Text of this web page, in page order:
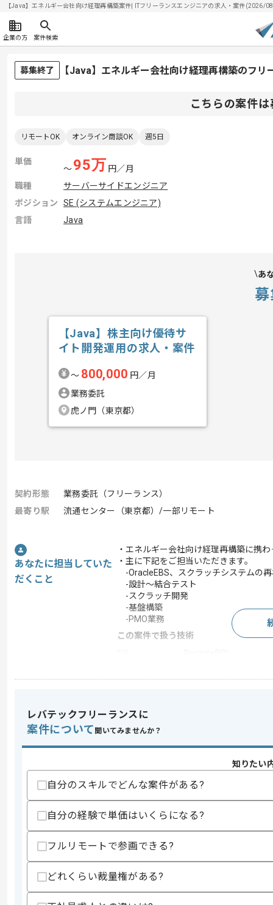
【Java】エネルギー会社向け経理再構築案件| ITフリーランスエンジニアの求人・案件(2026/
企業の方 案件検索
募集終了 【Java】エネルギー会社向け経理再構築のフリ
こちらの案件
リモートOK オンライン商談OK 週5日
単価
〜95万 円／月
職種
サーバーサイドエンジニア
ポジション
SE (システムエンジニア)
言語
Java
あ
【Java】株主向け優待サ
イト開発運用の求人・案件
〜 800,000 円／月
業務委託
虎ノ門（東京都）
契約形態
業務委託（フリーランス）
最寄り駅
流通センター（東京都）/一部リモート
あなたに担当していた
だくこと
・エネルギー会社向け経理再構築に携
・主に下記をご担当いただきます。
-OracleEBS、スクラッチシステムの
-設計～結合テスト
-スクラッチ開発
-基盤構築
-PMO業務
この案件で扱う技術
特徴
スキル
・Java、クラウドでの設計からkw都合
歓迎スキル
・データベースとしてのPostgreSQLの
スキルに不安がある方へ
レバテックフリーランスに
案件について 聞いてみませんか？
知りたい
自分のスキルでどんな案件がある?
自分の経験で単価はいくらになる?
フルリモートで参画できる?
どれくらい裁量権がある?